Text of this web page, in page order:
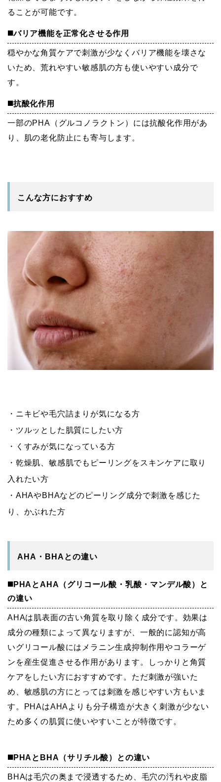
ることが可能です。
◼️バリア機能を正常化させる作用
穏やかな角質ケアで刺激が少なくバリア機能を壊さな
いため、荒れやすい敏感肌の方も使いやすい成分で
す。
◼️抗酸化作用
一部のPHA（グルコノラクトン）には抗酸化作用があ
り、肌の老化防止にも寄与します。
こんな方におすすめ
・ニキビや毛穴詰まりが気になる方
・ツルッとした肌質にしたい方
・くすみが気になっている方
・乾燥肌、敏感肌でもピーリングをスキンケアに取り
入れたい方
・AHAやBHAなどのピーリング成分で刺激を感じた
り、かぶれた方
AHA・BHAとの違い
◼️PHAとAHA（グリコール酸・乳酸・マンデル酸）と
の違い
AHAは肌表面の古い角質を取り除く成分です。効果は
成分の種類によって異なりますが、一般的に認知が高
いグリコール酸にはメラニン生成抑制作用やコラーゲ
ンを産生促進させる作用があります。しっかりと角質
ケアをしたい方におすすめです。ただ刺激が強いた
め、敏感肌の方にとっては刺激を感じやすい方もいま
す。PHAはAHAよりも分子構造が大きく刺激が少ない
ため多くの肌質に使いやすいことが特徴です。
◼️PHAとBHA（サリチル酸）との違い
BHAは毛穴の奥まで浸透するため、毛穴の汚れや皮脂